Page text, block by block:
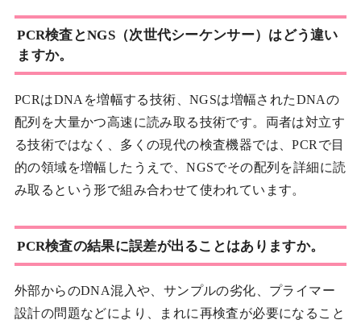
PCR検査とNGS（次世代シーケンサー）はどう違い
ますか。
PCRはDNAを増幅する技術、NGSは増幅されたDNAの
配列を大量かつ高速に読み取る技術です。両者は対立す
る技術ではなく、多くの現代の検査機器では、PCRで目
的の領域を増幅したうえで、NGSでその配列を詳細に読
み取るという形で組み合わせて使われています。
PCR検査の結果に誤差が出ることはありますか。
外部からのDNA混入や、サンプルの劣化、プライマー
設計の問題などにより、まれに再検査が必要になること